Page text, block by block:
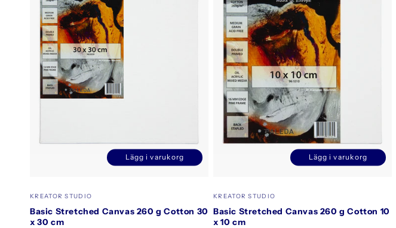
Säljare:
KREATOR STUDIO
Basic Stretched Canvas 260 g Cotton 30
x 30 cm
Minska
Title
Öka
Title
Lägg i varukorg
Säljare:
KREATOR STUDIO
Basic Stretched Canvas 260 g Cotton 10
x 10 cm
Minska
Title
Öka
Title
Lägg i varukorg